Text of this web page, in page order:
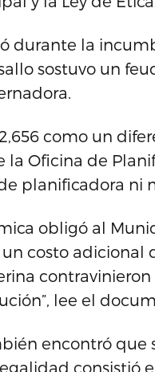
durante la
sostuvo un
como un
Oficina de
planificadora ni
obligó al
costo adicional
lee el
encontró que
consistió